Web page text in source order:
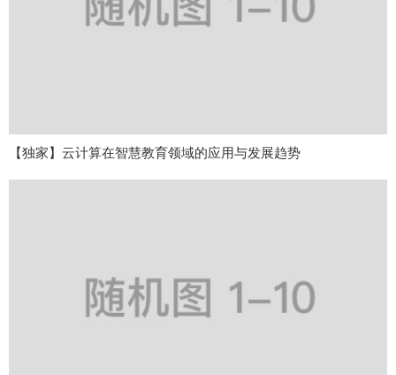
【独家】云计算在智慧教育领域的应用与发展趋势